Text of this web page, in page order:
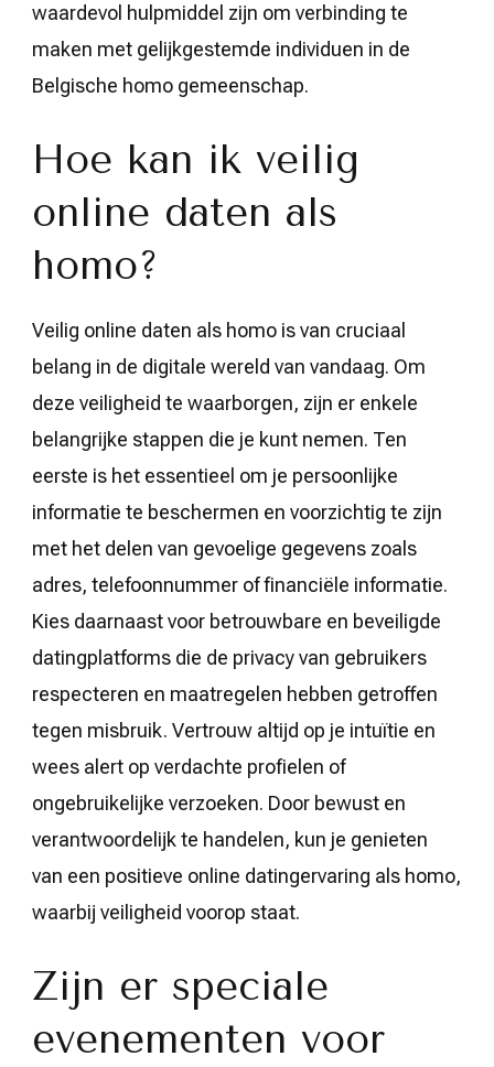
waardevol hulpmiddel zijn om verbinding te
maken met gelijkgestemde individuen in de
Belgische homo gemeenschap.
Hoe kan ik veilig
online daten als
homo?
Veilig online daten als homo is van cruciaal
belang in de digitale wereld van vandaag. Om
deze veiligheid te waarborgen, zijn er enkele
belangrijke stappen die je kunt nemen. Ten
eerste is het essentieel om je persoonlijke
informatie te beschermen en voorzichtig te zijn
met het delen van gevoelige gegevens zoals
adres, telefoonnummer of financiële informatie.
Kies daarnaast voor betrouwbare en beveiligde
datingplatforms die de privacy van gebruikers
respecteren en maatregelen hebben getroffen
tegen misbruik. Vertrouw altijd op je intuïtie en
wees alert op verdachte profielen of
ongebruikelijke verzoeken. Door bewust en
verantwoordelijk te handelen, kun je genieten
van een positieve online datingervaring als homo,
waarbij veiligheid voorop staat.
Zijn er speciale
evenementen voor